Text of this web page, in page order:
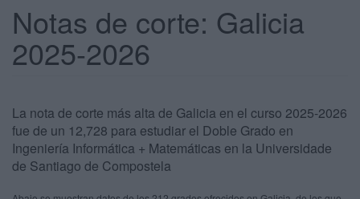
Notas de corte: Galicia
2025-2026
La nota de corte más alta de Galicia en el curso 2025-2026
fue de un 12,728 para estudiar el Doble Grado en
Ingeniería Informática + Matemáticas en la Universidade
de Santiago de Compostela